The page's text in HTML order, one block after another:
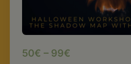
50€ – 99€